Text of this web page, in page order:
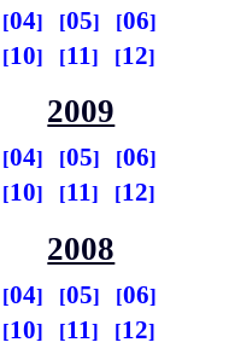
04 05
06
10 11 12
2009
04 05
06
10 11 12
2008
04 05
06
10 11 12